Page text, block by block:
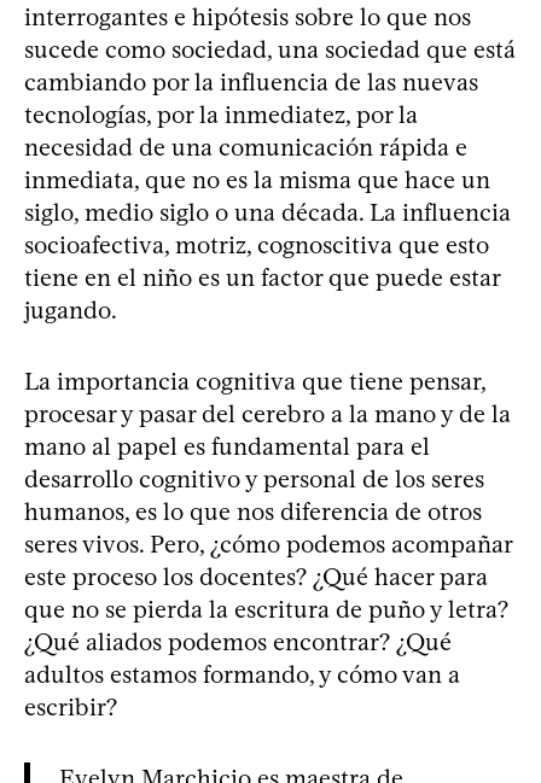
interrogantes e hipótesis sobre lo que nos
sucede como sociedad, una sociedad que está
cambiando por la influencia de las nuevas
tecnologías, por la inmediatez, por la
necesidad de una comunicación rápida e
inmediata, que no es la misma que hace un
siglo, medio siglo o una década. La influencia
socioafectiva, motriz, cognoscitiva que esto
tiene en el niño es un factor que puede estar
jugando.
La importancia cognitiva que tiene pensar,
procesar y pasar del cerebro a la mano y de la
mano al papel es fundamental para el
desarrollo cognitivo y personal de los seres
humanos, es lo que nos diferencia de otros
seres vivos. Pero, ¿cómo podemos acompañar
este proceso los docentes? ¿Qué hacer para
que no se pierda la escritura de puño y letra?
¿Qué aliados podemos encontrar? ¿Qué
adultos estamos formando, y cómo van a
escribir?